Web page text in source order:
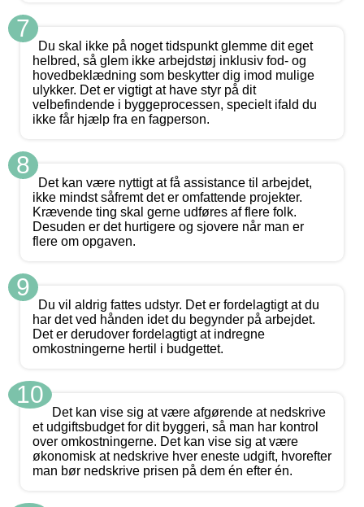
7
Du skal ikke på noget tidspunkt glemme dit eget
helbred, så glem ikke arbejdstøj inklusiv fod- og
hovedbeklædning som beskytter dig imod mulige
ulykker. Det er vigtigt at have styr på dit
velbefindende i byggeprocessen, specielt ifald du
ikke får hjælp fra en fagperson.
8
Det kan være nyttigt at få assistance til arbejdet,
ikke mindst såfremt det er omfattende projekter.
Krævende ting skal gerne udføres af flere folk.
Desuden er det hurtigere og sjovere når man er
flere om opgaven.
9
Du vil aldrig fattes udstyr. Det er fordelagtigt at du
har det ved hånden idet du begynder på arbejdet.
Det er derudover fordelagtigt at indregne
omkostningerne hertil i budgettet.
10
Det kan vise sig at være afgørende at nedskrive
et udgiftsbudget for dit byggeri, så man har kontrol
over omkostningerne. Det kan vise sig at være
økonomisk at nedskrive hver eneste udgift, hvorefter
man bør nedskrive prisen på dem én efter én.